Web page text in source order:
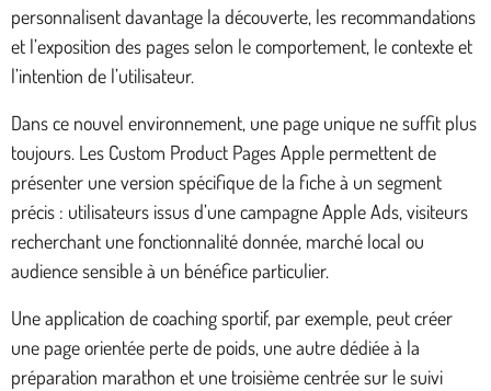
personnalisent davantage la découverte, les recommandations
et l’exposition des pages selon le comportement, le contexte et
l’intention de l’utilisateur.
Dans ce nouvel environnement, une page unique ne suffit plus
toujours. Les Custom Product Pages Apple permettent de
présenter une version spécifique de la fiche à un segment
précis : utilisateurs issus d’une campagne Apple Ads, visiteurs
recherchant une fonctionnalité donnée, marché local ou
audience sensible à un bénéfice particulier.
Une application de coaching sportif, par exemple, peut créer
une page orientée perte de poids, une autre dédiée à la
préparation marathon et une troisième centrée sur le suivi